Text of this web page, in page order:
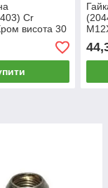
Cr
висота 30
ключ